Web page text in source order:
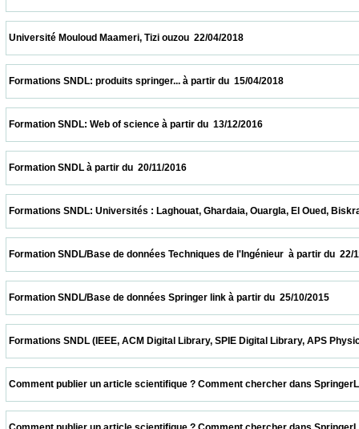
Université Mouloud Maameri, Tizi ouzou  22/04/2018
Formations SNDL: produits springer... à partir du  15/04/2018
Formation SNDL: Web of science à partir du  13/12/2016
Formation SNDL à partir du  20/11/2016
Formations SNDL: Universités : Laghouat, Ghardaia, Ouargla, El
Formation SNDL/Base de données Techniques de l'Ingénieur  à
Formation SNDL/Base de données Springer link à partir du  25/
Formations SNDL (IEEE, ACM Digital Library, SPIE Digital Library,
Comment publier un article scientifique ? Comment chercher dans